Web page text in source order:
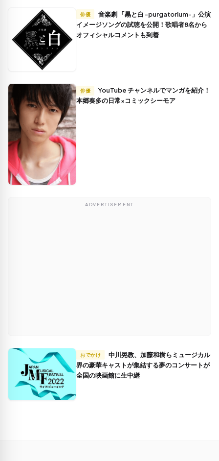
俳優
イメージソングの試聴を公開！歌唱者8名から
オフィシャルコメントも到着
俳優
本郷奏多の日常×コミックシーモア
ADVERTISEMENT
おでかけ
界の豪華キャストが集結する夢のコンサートが
全国の映画館に生中継